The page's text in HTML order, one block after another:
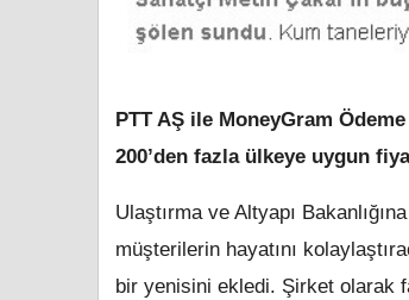
PTT AŞ ile MoneyGram
200’den fazla ülkeye uygun
Ulaştırma ve Altyapı
müşterilerin hayatını
bir yenisini ekledi. Şirket olarak